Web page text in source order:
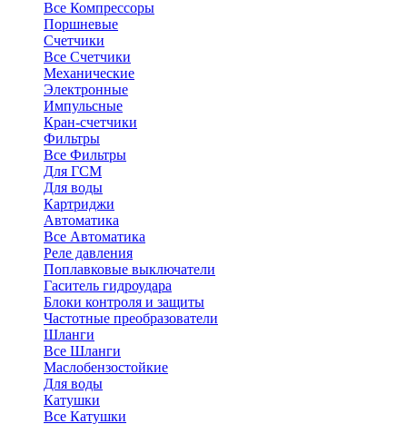
Все Компрессоры
Поршневые
Счетчики
Все Счетчики
Механические
Электронные
Импульсные
Кран-счетчики
Фильтры
Все Фильтры
Для ГСМ
Для воды
Картриджи
Автоматика
Все Автоматика
Реле давления
Поплавковые выключатели
Гаситель гидроудара
Блоки контроля и защиты
Частотные преобразователи
Шланги
Все Шланги
Маслобензостойкие
Для воды
Катушки
Все Катушки